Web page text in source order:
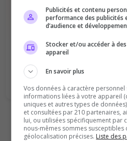
Il n'y a pas encore
communautaires
Vous avez un serveur
Soyez le premier à
communautaires
Ajouter votre
Publicités et contenu
performance des publicités
d’audience et
Stocker et/ou accéder à
appareil
En savoir plus
Vos données à caractère
informations liées à votre appareil
uniques et autres types de
et consultées par 210 partenaires,
lui, ou utilisées spécifiquement par
nous-mêmes sommes
géolocalisation précises. Liste des